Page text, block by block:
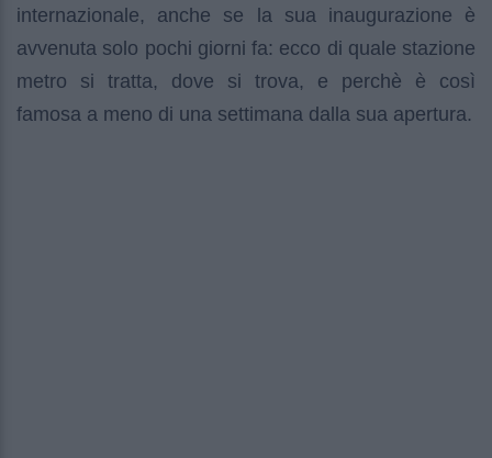
internazionale, anche se la sua inaugurazione è
avvenuta solo pochi giorni fa: ecco di quale stazione
metro si tratta, dove si trova, e perchè è così
famosa a meno di una settimana dalla sua apertura.